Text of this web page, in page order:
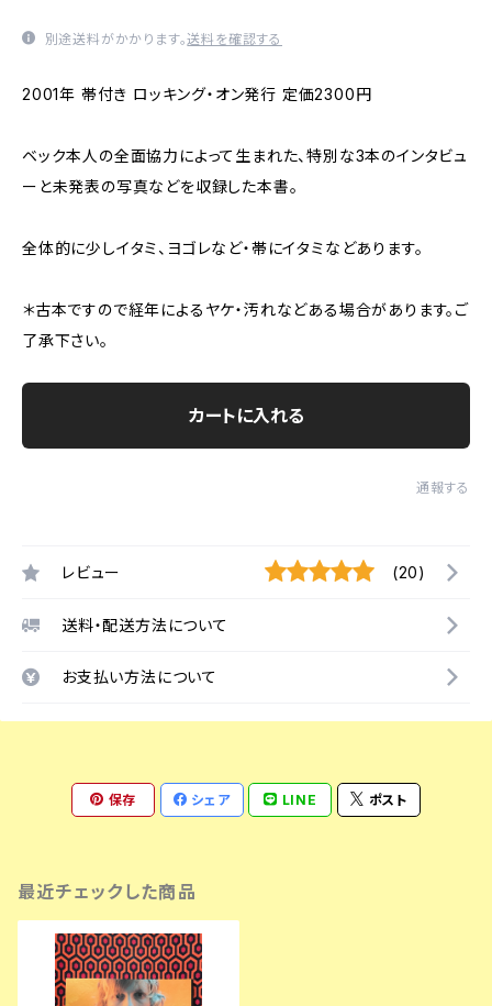
別途送料がかかります。送料を確認する
2001年 帯付き ロッキング・オン発行 定価2300円
ベック本人の全面協力によって生まれた、特別な3本のインタビュ
ーと未発表の写真などを収録した本書。
全体的に少しイタミ、ヨゴレなど・帯にイタミなどあります。
＊古本ですので経年によるヤケ・汚れなどある場合があります。ご
了承下さい。
カートに入れる
通報する
レビュー (20)
送料・配送方法について
お支払い方法について
保存 シェア LINE ポスト
最近チェックした商品